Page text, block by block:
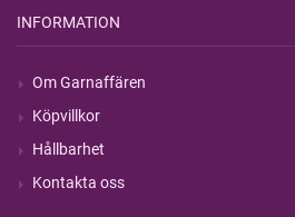
INFORMATION
Om Garnaffären
Köpvillkor
Hållbarhet
Kontakta oss